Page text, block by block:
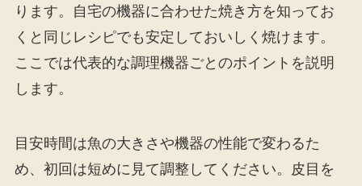
ります。自宅の機器に合わせた焼き方を知ってお
くと同じレシピでも安定しておいしく焼けます。
ここでは代表的な調理機器ごとのポイントを説明
します。
目安時間は魚の大きさや機器の性能で変わるた
め、初回は短めに見て調整してください。皮目を